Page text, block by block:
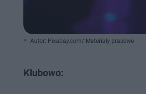
Autor: Pixabay.com/ Materiały prasowe
Klubowo: